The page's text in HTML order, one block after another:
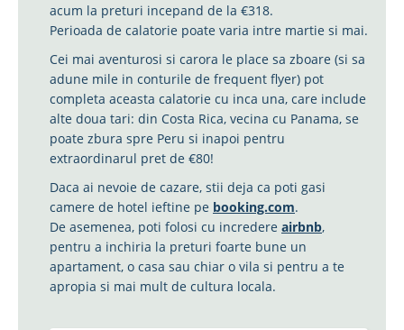
acum la preturi incepand de la €318.
Perioada de calatorie poate varia intre martie si mai.
Cei mai aventurosi si carora le place sa zboare (si sa
adune mile in conturile de frequent flyer) pot
completa aceasta calatorie cu inca una, care include
alte doua tari: din Costa Rica, vecina cu Panama, se
poate zbura spre Peru si inapoi pentru
extraordinarul pret de €80!
Daca ai nevoie de cazare, stii deja ca poti gasi
camere de hotel ieftine pe booking.com.
De asemenea, poti folosi cu incredere airbnb,
pentru a inchiria la preturi foarte bune un
apartament, o casa sau chiar o vila si pentru a te
apropia si mai mult de cultura locala.